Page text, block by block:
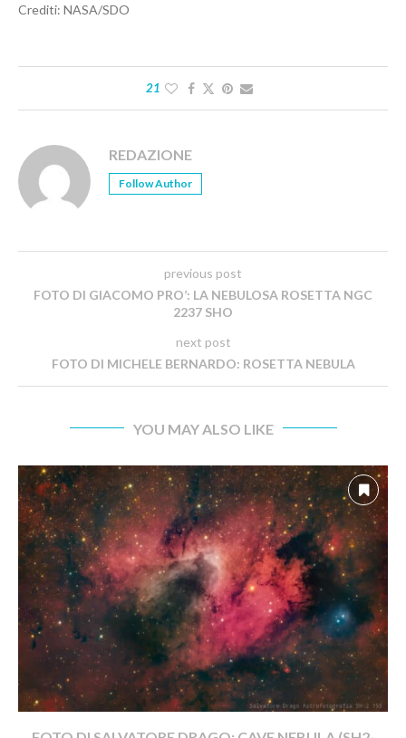
Crediti: NASA/SDO
21
REDAZIONE
Follow Author
previous post
FOTO DI GIACOMO PRO’: LA NEBULOSA ROSETTA NGC
2237 SHO
next post
FOTO DI MICHELE BERNARDO: ROSETTA NEBULA
YOU MAY ALSO LIKE